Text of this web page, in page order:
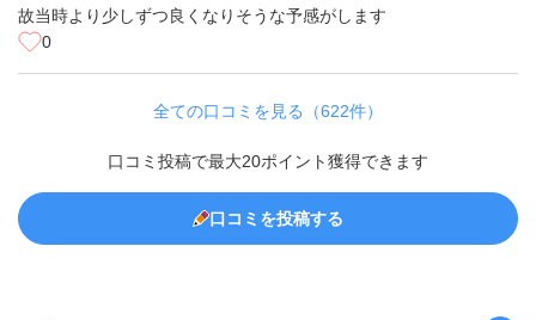
故当時より少しずつ良くなりそうな予感がします
0
全ての口コミを見る（622件）
口コミ投稿で最大20ポイント獲得できます
口コミを投稿する